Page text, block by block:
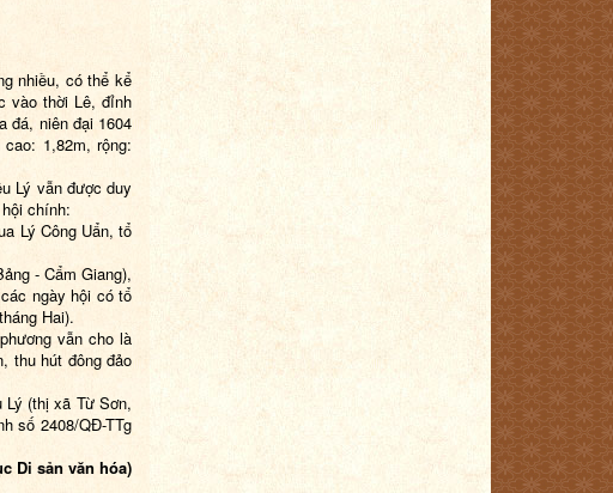
nhiều, có thể kể
vào thời Lê, đỉnh
đá, niên đại 1604
1,82m, rộng:
Lý vẫn được duy
chính:
Lý Công Uẩn, tổ
- Cẩm Giang),
ngày hội có tổ
Hai).
vẫn cho là
thu hút đông đảo
(thị xã Từ Sơn,
số 2408/QĐ-TTg
Di sản văn hóa)